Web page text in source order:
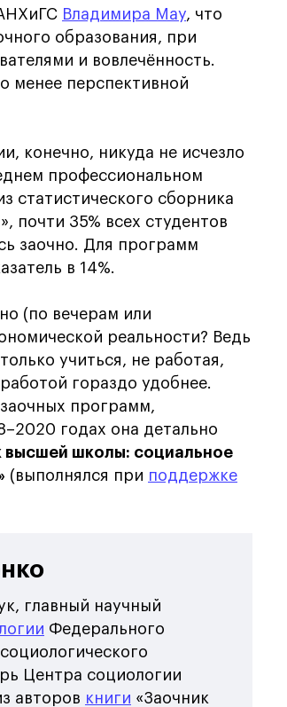
Владимира Мау, что
образования, при
и вовлечённость.
менее перспективной
конечно, никуда не исчезло
профессиональном
статистического сборника
почти 35% всех студентов
заочно. Для программ
в 14%.
(по вечерам или
реальности? Ведь
учиться, не работая,
гораздо удобнее.
программ,
годах она детально
высшей школы: социальное
(выполнялся при поддержке
главный научный
Федерального
Центра социологии
авторов книги «Заочник